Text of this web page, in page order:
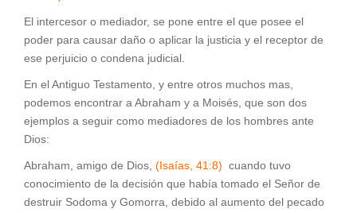
El intercesor o mediador, se pone entre el que posee el
poder para causar daño o aplicar la justicia y el receptor de
ese perjuicio o condena judicial.
En el Antiguo Testamento, y entre otros muchos mas,
podemos encontrar a Abraham y a Moisés, que son dos
ejemplos a seguir como mediadores de los hombres ante
Dios:
Abraham, amigo de Dios, (Isaías, 41:8) cuando tuvo
conocimiento de la decisión que había tomado el Señor de
destruir Sodoma y Gomorra, debido al aumento del pecado